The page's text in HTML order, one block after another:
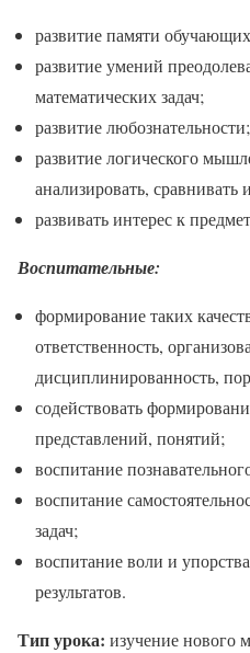
развитие памяти
развитие умений
математических задач;
развитие любознательности;
развитие логического
анализировать, сравнивать
развивать интерес к
Воспитательные:
формирование таких
ответственность,
дисциплинированность,
содействовать
представлений, понятий;
воспитание
воспитание
задач;
воспитание воли и
результатов.
Тип урока: изучение нового